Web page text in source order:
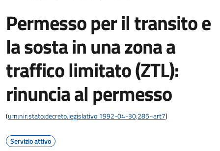
Permesso per il transito e
la sosta in una zona a
traffico limitato (ZTL):
rinuncia al permesso
(urn:nir:stato:decreto.legislativo:1992-04-30;285~art7)
Servizio attivo